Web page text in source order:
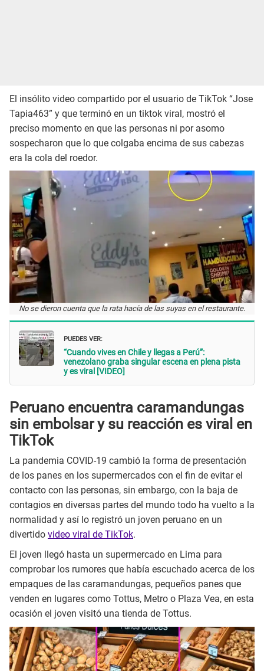
El insólito video compartido por el usuario de TikTok “Jose
Tapia463” y que terminó en un tiktok viral, mostró el
preciso momento en que las personas ni por asomo
sospecharon que lo que colgaba encima de sus cabezas
era la cola del roedor.
No se dieron cuenta que la rata hacía de las suyas en el restaurante.
PUEDES VER:
“Cuando vives en Chile y llegas a Perú”:
venezolano graba singular escena en plena pista
y es viral [VIDEO]
Peruano encuentra caramandungas
sin embolsar y su reacción es viral en
TikTok
La pandemia COVID-19 cambió la forma de presentación
de los panes en los supermercados con el fin de evitar el
contacto con las personas, sin embargo, con la baja de
contagios en diversas partes del mundo todo ha vuelto a la
normalidad y así lo registró un joven peruano en un
divertido video viral de TikTok.
El joven llegó hasta un supermercado en Lima para
comprobar los rumores que había escuchado acerca de los
empaques de las caramandungas, pequeños panes que
venden en lugares como Tottus, Metro o Plaza Vea, en esta
ocasión el joven visitó una tienda de Tottus.